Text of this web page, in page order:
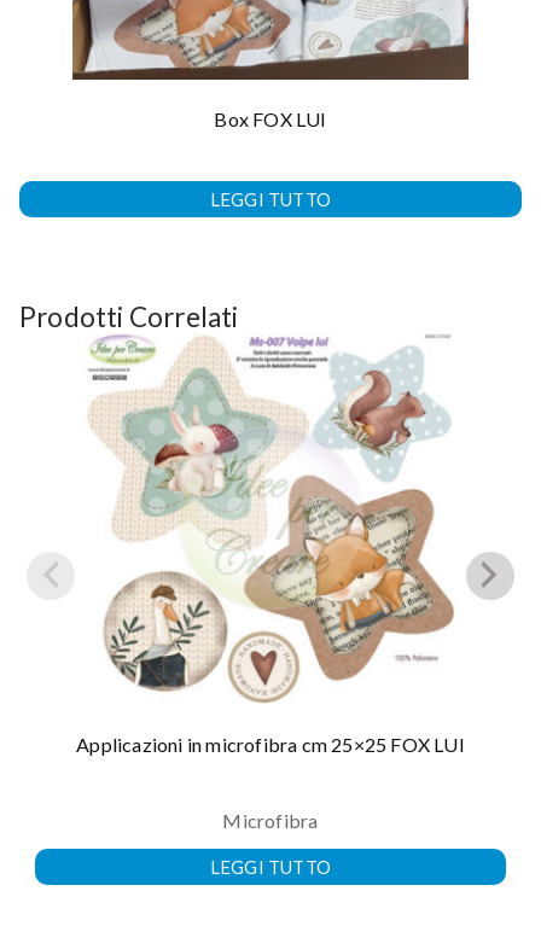
Box FOX LUI
LEGGI TUTTO
Prodotti Correlati
Applicazioni in microfibra cm 25×25 FOX LUI
Microfibra
LEGGI TUTTO